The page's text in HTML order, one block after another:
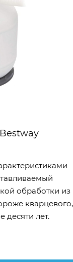
обработки из
кварцевого,
десяти лет.